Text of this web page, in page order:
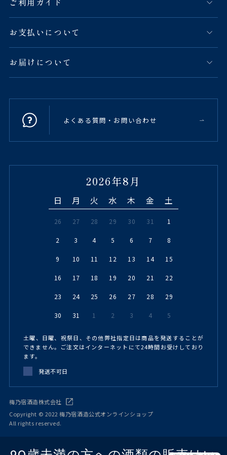
お支払いについて
お届けについて
よくある質問・お問い合わせ
2026年8月
日 月 火 水 木 金 土
26 27 28 29 30 31 1
2 3 4 5 6 7 8
9 10 11 12 13 14 15
16 17 18 19 20 21 22
23 24 25 26 27 28 29
30 31 1 2 3 4 5
土曜、日曜、祝祭日、その他弊社指定日は商品を発送することが
できません。ご注文はインターネットにて24時間お受けしており
ます。
発送不可日
梅乃宿酒造株式会社
Copyright © 2022 梅乃宿酒造公式オンラインショップ
All rights reserved.